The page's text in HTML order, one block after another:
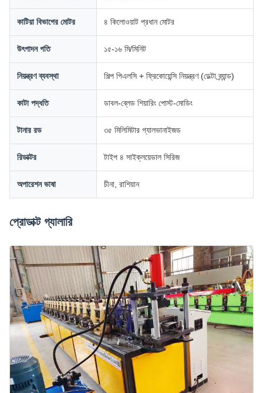
কাটিয়া বিভাগের মোটর ৪ কিলোওয়াট প্রধান মোটর
উৎপাদন গতি ১৫-১৬ মি/মিনিট
নিয়ন্ত্রণ ব্যবস্থা শিল্প পিএলসি + ফ্রিকোয়েন্সি নিয়ন্ত্রণ (ডেল্টা ব্র্যান্ড)
কাটা পদ্ধতি ডাবল-ব্লেড শিয়ারিং পোস্ট-মোডিং
টানার রড ৩৫ মিলিমিটার গ্যালভানাইজড
রিডাক্টর টাইপ ৪ সাইক্লয়েডাল সিরিজ
অপারেশন ভাষা চীনা, রাশিয়ান
প্রোডাক্ট গ্যালারি